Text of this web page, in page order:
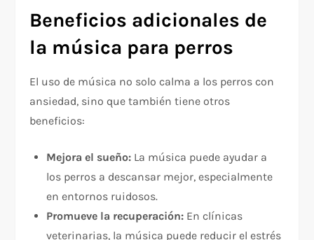
Beneficios adicionales de
la música para perros
El uso de música no solo calma a los perros con
ansiedad, sino que también tiene otros
beneficios:
Mejora el sueño: La música puede ayudar a
los perros a descansar mejor, especialmente
en entornos ruidosos.
Promueve la recuperación: En clínicas
veterinarias, la música puede reducir el estrés